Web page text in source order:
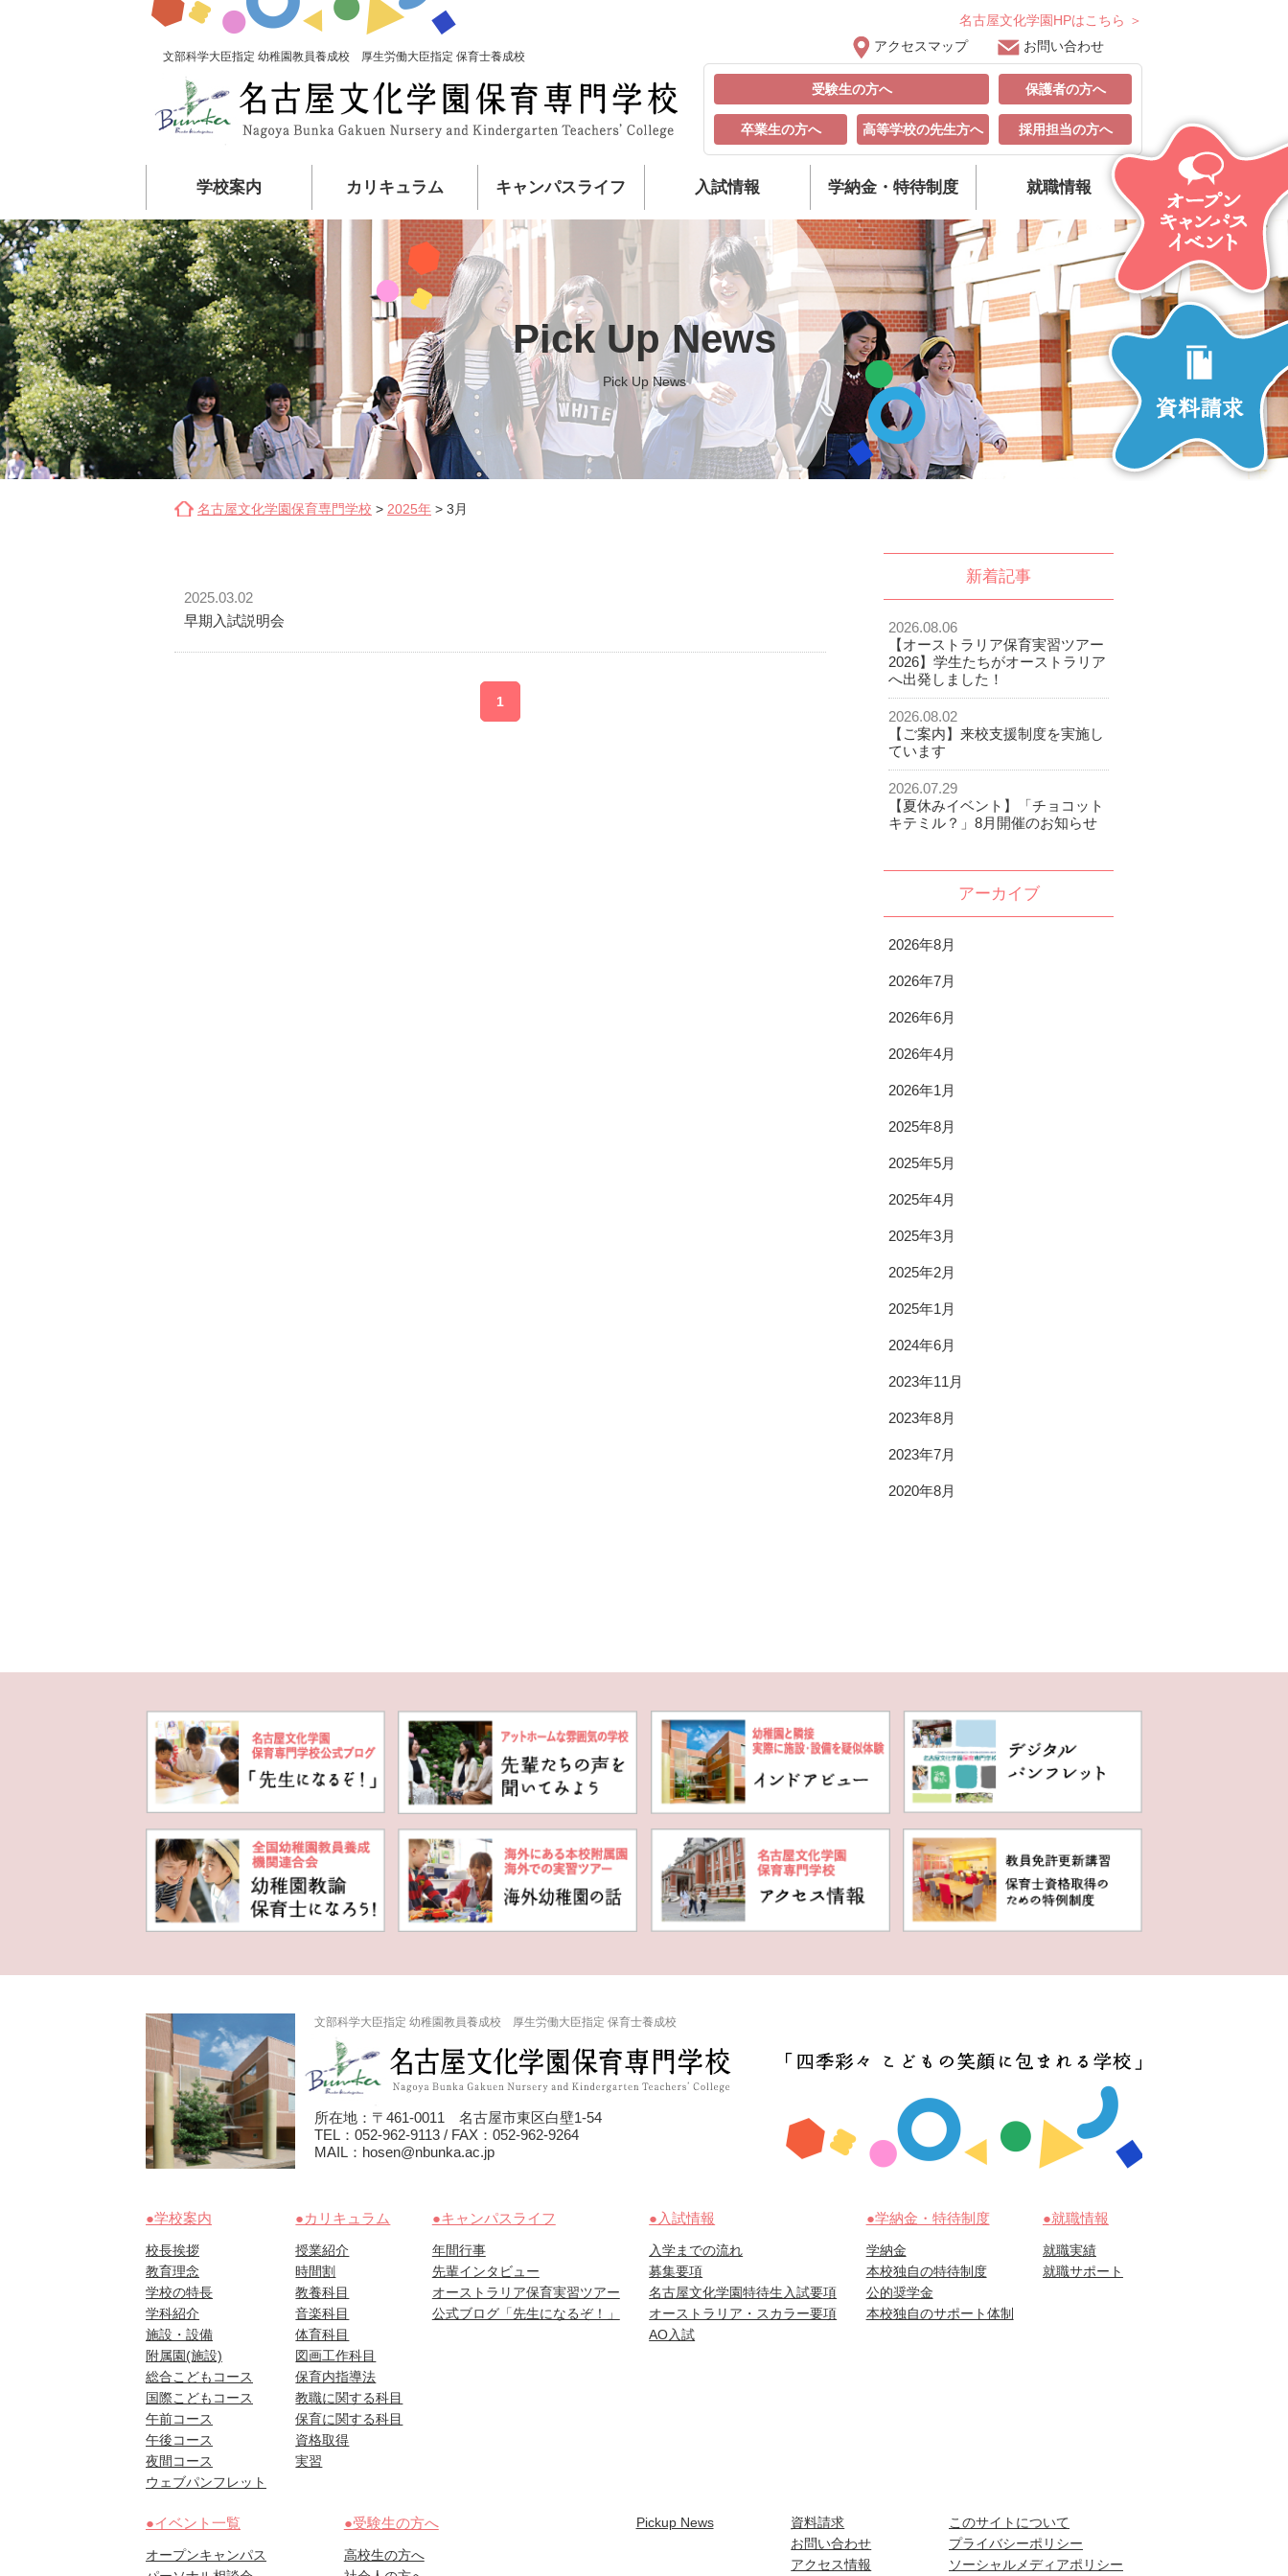
文部科学大臣指定 幼稚園教員養成校 厚生労働大臣指定 保育士養成校
名古屋文化学園HPはこちら ＞
アクセスマップ
お問い合わせ
受験生の方へ 保護者の方へ
卒業生の方へ 高等学校の先生方へ 採用担当の方へ
学校案内 カリキュラム キャンパスライフ 入試情報 学納金・特待制度 就職情報
Pick Up News
Pick Up News
名古屋文化学園保育専門学校 > 2025年 > 3月
2025.03.02
早期入試説明会
1
新着記事
2026.08.06
【オーストラリア保育実習ツアー
2026】学生たちがオーストラリア
へ出発しました！
2026.08.02
【ご案内】来校支援制度を実施し
ています
2026.07.29
【夏休みイベント】「チョコット
キテミル？」8月開催のお知らせ
アーカイブ
2026年8月
2026年7月
2026年6月
2026年4月
2026年1月
2025年8月
2025年5月
2025年4月
2025年3月
2025年2月
2025年1月
2024年6月
2023年11月
2023年8月
2023年7月
2020年8月
文部科学大臣指定 幼稚園教員養成校 厚生労働大臣指定 保育士養成校
所在地：〒461-0011 名古屋市東区白壁1-54
TEL：052-962-9113 / FAX：052-962-9264
MAIL：hosen@nbunka.ac.jp
●学校案内
校長挨拶
教育理念
学校の特長
学科紹介
施設・設備
附属園(施設)
総合こどもコース
国際こどもコース
午前コース
午後コース
夜間コース
ウェブパンフレット
●カリキュラム
授業紹介
時間割
教養科目
音楽科目
体育科目
図画工作科目
保育内指導法
教職に関する科目
保育に関する科目
資格取得
実習
●キャンパスライフ
年間行事
先輩インタビュー
オーストラリア保育実習ツアー
公式ブログ「先生になるぞ！」
●入試情報
入学までの流れ
募集要項
名古屋文化学園特待生入試要項
オーストラリア・スカラー要項
AO入試
●学納金・特待制度
学納金
本校独自の特待制度
公的奨学金
本校独自のサポート体制
●就職情報
就職実績
就職サポート
●イベント一覧
オープンキャンパス
●受験生の方へ
高校生の方へ
Pickup News
資料請求
お問い合わせ
アクセス情報
このサイトについて
プライバシーポリシー
ソーシャルメディアポリシー